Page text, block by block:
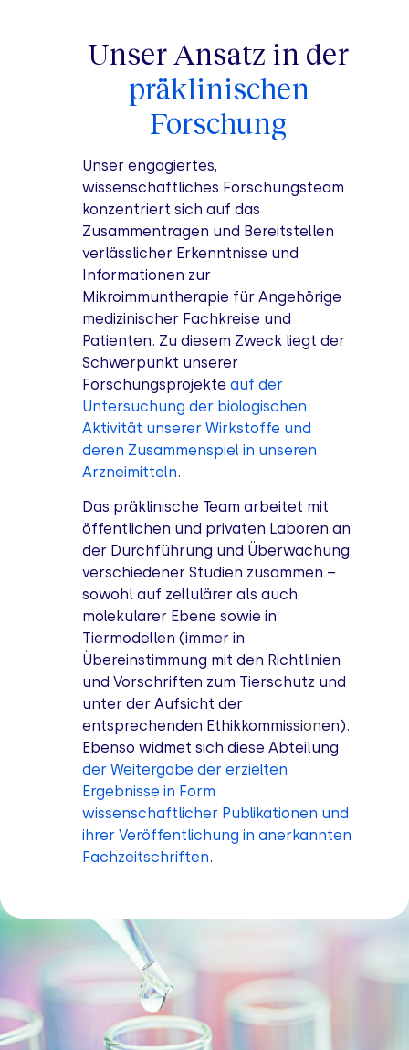
Unser Ansatz in der
präklinischen
Forschung
Unser engagiertes,
wissenschaftliches Forschungsteam
konzentriert sich auf das
Zusammentragen und Bereitstellen
verlässlicher Erkenntnisse und
Informationen zur
Mikroimmuntherapie für Angehörige
medizinischer Fachkreise und
Patienten. Zu diesem Zweck liegt der
Schwerpunkt unserer
Forschungsprojekte auf der
Untersuchung der biologischen
Aktivität unserer Wirkstoffe und
deren Zusammenspiel in unseren
Arzneimitteln.
Das präklinische Team arbeitet mit
öffentlichen und privaten Laboren an
der Durchführung und Überwachung
verschiedener Studien zusammen –
sowohl auf zellulärer als auch
molekularer Ebene sowie in
Tiermodellen (immer in
Übereinstimmung mit den Richtlinien
und Vorschriften zum Tierschutz und
unter der Aufsicht der
entsprechenden Ethikkommissionen).
Ebenso widmet sich diese Abteilung
der Weitergabe der erzielten
Ergebnisse in Form
wissenschaftlicher Publikationen und
ihrer Veröffentlichung in anerkannten
Fachzeitschriften.